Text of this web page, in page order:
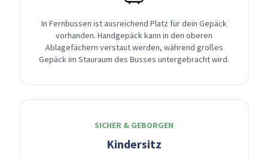
In Fernbussen ist ausreichend Platz für dein Gepäck
vorhanden. Handgepäck kann in den oberen
Ablagefächern verstaut werden, während großes
Gepäck im Stauraum des Busses untergebracht wird.
SICHER & GEBORGEN
Kindersitz